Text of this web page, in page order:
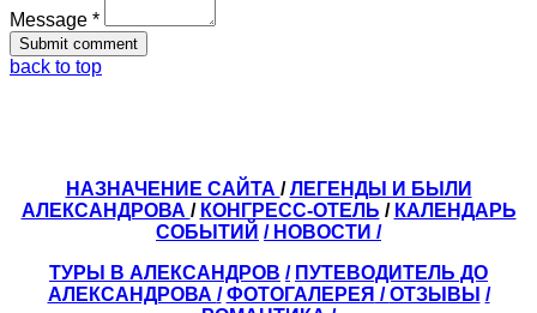
Message *
back to top
НАЗНАЧЕНИЕ САЙТА /ЛЕГЕНДЫ И БЫЛИ
АЛЕКСАНДРОВА / КОНГРЕСС-ОТЕЛЬ / КАЛЕНДАРЬ
СОБЫТИЙ / НОВОСТИ /
ТУРЫ В АЛЕКСАНДРОВ / ПУТЕВОДИТЕЛЬ ДО
АЛЕКСАНДРОВА / ФОТОГАЛЕРЕЯ /ОТЗЫВЫ /